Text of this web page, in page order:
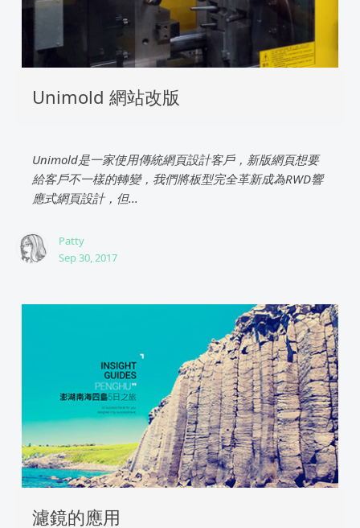
Unimold 網站改版
Unimold是一家使用傳統網頁設計客戶，新版網頁想要
給客戶不一樣的轉變，我們將板型完全革新成為RWD響
應式網頁設計，但...
Patty
Sep 30, 2017
濾鏡的應用